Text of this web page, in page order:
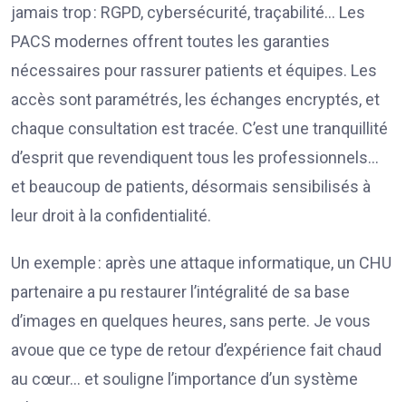
jamais trop : RGPD, cybersécurité, traçabilité… Les
PACS modernes offrent toutes les garanties
nécessaires pour rassurer patients et équipes. Les
accès sont paramétrés, les échanges encryptés, et
chaque consultation est tracée. C’est une tranquillité
d’esprit que revendiquent tous les professionnels…
et beaucoup de patients, désormais sensibilisés à
leur droit à la confidentialité.
Un exemple : après une attaque informatique, un CHU
partenaire a pu restaurer l’intégralité de sa base
d’images en quelques heures, sans perte. Je vous
avoue que ce type de retour d’expérience fait chaud
au cœur… et souligne l’importance d’un système